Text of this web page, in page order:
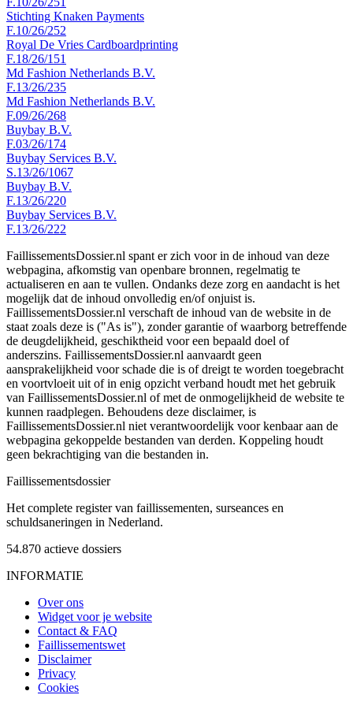
Stichting Knaken Payments
F.10/26/252
Royal De Vries Cardboardprinting
F.18/26/151
Md Fashion Netherlands B.V.
F.13/26/235
Md Fashion Netherlands B.V.
F.09/26/268
Buybay B.V.
F.03/26/174
Buybay Services B.V.
S.13/26/1067
Buybay B.V.
F.13/26/220
Buybay Services B.V.
F.13/26/222
FaillissementsDossier.nl spant er zich voor in de inhoud van deze
webpagina, afkomstig van openbare bronnen, regelmatig te
actualiseren en aan te vullen. Ondanks deze zorg en aandacht is het
mogelijk dat de inhoud onvolledig en/of onjuist is.
FaillissementsDossier.nl verschaft de inhoud van de website in de
staat zoals deze is ("As is"), zonder garantie of waarborg betreffende
de deugdelijkheid, geschiktheid voor een bepaald doel of
anderszins. FaillissementsDossier.nl aanvaardt geen
aansprakelijkheid voor schade die is of dreigt te worden toegebracht
en voortvloeit uit of in enig opzicht verband houdt met het gebruik
van FaillissementsDossier.nl of met de onmogelijkheid de website te
kunnen raadplegen. Behoudens deze disclaimer, is
FaillissementsDossier.nl niet verantwoordelijk voor kenbaar aan de
webpagina gekoppelde bestanden van derden. Koppeling houdt
geen bekrachtiging van die bestanden in.
Faillissementsdossier
Het complete register van faillissementen, surseances en
schuldsaneringen in Nederland.
54.870 actieve dossiers
INFORMATIE
Over ons
Widget voor je website
Contact & FAQ
Faillissementswet
Disclaimer
Privacy
Cookies